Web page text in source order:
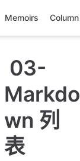
Memoirs Column
03-
Markdo
wn 列
表